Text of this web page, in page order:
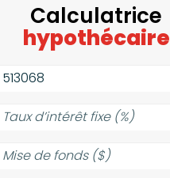
Calculatrice
hypothécaire
Valeur
propriété
Taux
(%):
Mise